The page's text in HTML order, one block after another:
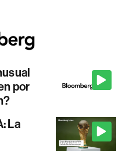
por
La